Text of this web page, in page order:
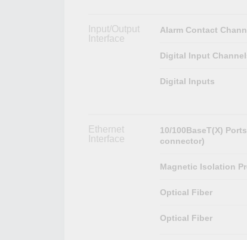
Input/Output
Interface
Alarm Contact
Digital Input
Digital Inputs
Ethernet
Interface
10/100BaseT(X)
connector)
Magnetic Isolation
Optical Fiber
Optical Fiber